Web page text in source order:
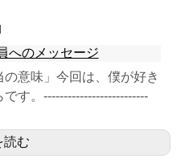
へのメッセージ
意味」今回は、僕が好き
す。--------------------------
読む